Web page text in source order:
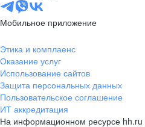
Мобильное приложение
Этика и комплаенс
Оказание услуг
Использование сайтов
Защита персональных данных
Пользовательское соглашение
ИТ аккредитация
На информационном ресурсе hh.ru